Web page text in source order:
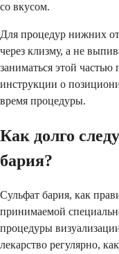
со вкусом.
Для процедур нижних
через клизму, а не
заниматься этой
инструкции о
время процедуры.
Как долго
бария?
Сульфат бария, как
принимаемой
процедуры
лекарство регулярно,